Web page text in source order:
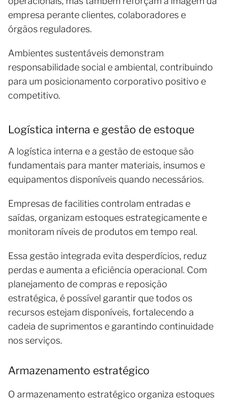
empresa perante clientes, colaboradores e
órgãos reguladores.
Ambientes sustentáveis demonstram
responsabilidade social e ambiental, contribuindo
para um posicionamento corporativo positivo e
competitivo.
Logística interna e gestão de estoque
A logística interna e a gestão de estoque são
fundamentais para manter materiais, insumos e
equipamentos disponíveis quando necessários.
Empresas de facilities controlam entradas e
saídas, organizam estoques estrategicamente e
monitoram níveis de produtos em tempo real.
Essa gestão integrada evita desperdícios, reduz
perdas e aumenta a eficiência operacional. Com
planejamento de compras e reposição
estratégica, é possível garantir que todos os
recursos estejam disponíveis, fortalecendo a
cadeia de suprimentos e garantindo continuidade
nos serviços.
Armazenamento estratégico
O armazenamento estratégico organiza estoques